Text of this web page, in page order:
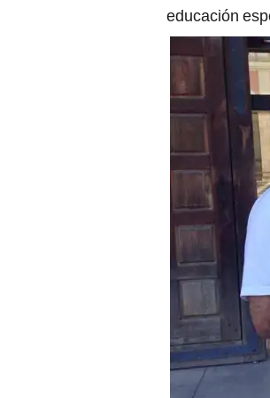
educación